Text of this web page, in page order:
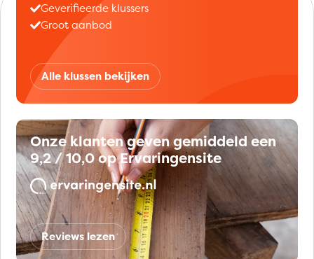
Geverifieerde klussers
Groot aanbod
Alle klussen bekijken
Onze klanten geven gemiddeld een
9,2 / 10,0 op Ervaringensite
Reviews lezen